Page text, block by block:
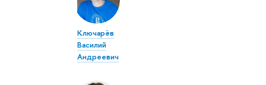
Ключарёв
Василий
Андреевич